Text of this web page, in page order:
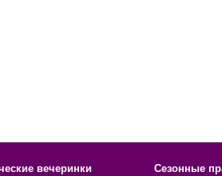
вечеринки Сезонные